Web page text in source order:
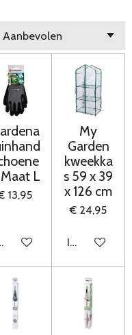
L
13,95
winkelwagen
My
Garden
kweekka
s 59 x 39
x 126 cm
€ 24,95
In